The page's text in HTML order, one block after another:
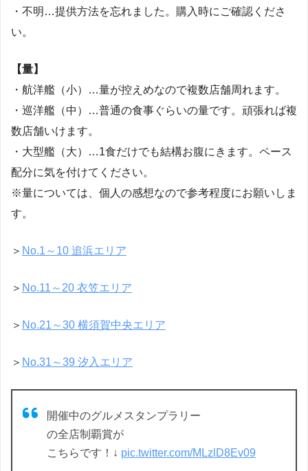
・ 不明 …提供方法を忘れました。購入時にご確認くださ
い。
【量】
・航洋艦（小）…量が控えめなので複数店舗周れます。
・巡洋艦（中）…普通の食事ぐらいの量です。頑張れば複
数店舗いけます。
・大型艦（大）…1食だけでも結構お腹にきます。ペース
配分に気を付けてください。
※量については、個人の感想なので参考程度にお願いしま
す。
＞ No.1～10 追浜エリア
＞ No.11～20 衣笠エリア
＞ No.21～30 横須賀中央エリア
＞ No.31～39 汐入エリア
開催中のグルメスタンプラリー
の全店制覇賞が
こちらです！↓ pic.twitter.com/MLzlD8Ev09